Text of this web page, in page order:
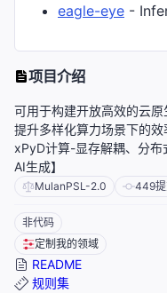
eagle-eye -
项目介绍
可用于构建开放高效的云原
提升多样化算力场景下的效
xPyD计算-显存解耦、分布
AI生成】
MulanPSL-2.0 449
非代码
定制我的领域
README
规则集